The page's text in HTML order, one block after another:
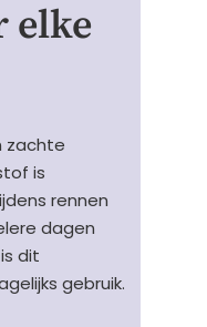
elke
zachte
is
rennen
dagen
dit
gebruik.